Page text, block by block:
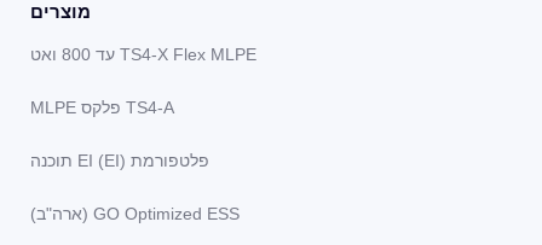
מוצרים
TS4-X Flex MLPE עד 800 ואט
TS4-A פלקס MLPE
פלטפורמת EI (EI) תוכנה
GO Optimized ESS (ארה"ב)